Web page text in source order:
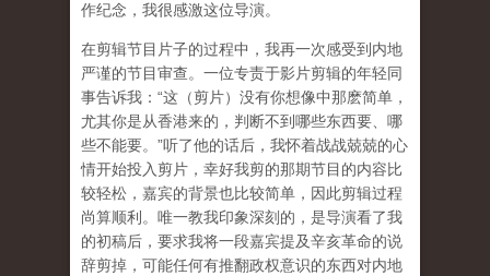
作纪念，我很感激这位导演。
在剪辑节目片子的过程中，我再一次感受到内地
严谨的节目审查。一位专责于影片剪辑的年轻同
事告诉我：“这（剪片）没有你想像中那麽简单，
尤其你是从香港来的，判断不到哪些东西要、哪
些不能要。”听了他的话后，我怀着战战兢兢的心
情开始投入剪片，幸好我剪的那期节目的内容比
较轻松，嘉宾的背景也比较简单，因此剪辑过程
尚算顺利。唯一教我印象深刻的，是导演看了我
的初稿后，要求我将一段嘉宾提及辛亥革命的说
辞剪掉，可能任何有推翻政权意识的东西对内地